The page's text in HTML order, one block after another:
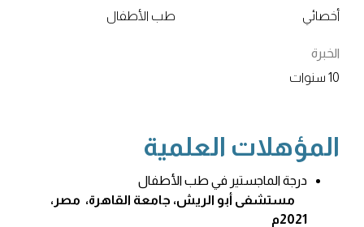
أخصائي
طب الأطفال
الخبرة
10 سنوات
المؤهلات العلمية
درجة الماجستير في طب الأطفال
مستشفى أبو الريش، جامعة القاهرة، مصر،
2021م